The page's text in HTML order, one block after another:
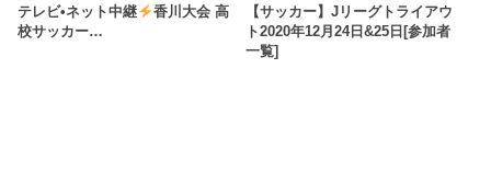
テレビ•ネット中継
香川大会 高
校サッカー…
【サッカー】Jリーグトライアウ
ト2020年12月24日&25日[参加者
一覧]